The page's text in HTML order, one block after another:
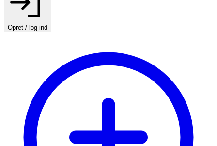
Opret / log ind